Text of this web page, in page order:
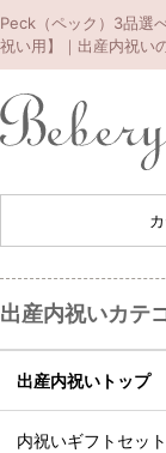
Peck（ペック）3品選
祝い用】｜出産内祝い
出産内祝いカテ
出産内祝いトップ
内祝いギフトセット